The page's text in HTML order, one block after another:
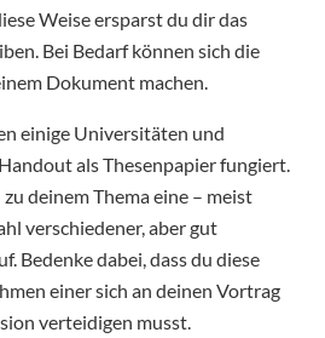
Weise ersparst du dir das
Bei Bedarf können sich die
Dokument machen.
einige Universitäten und
als Thesenpapier fungiert.
deinem Thema eine – meist
verschiedener, aber gut
Bedenke dabei, dass du diese
einer sich an deinen Vortrag
verteidigen musst.